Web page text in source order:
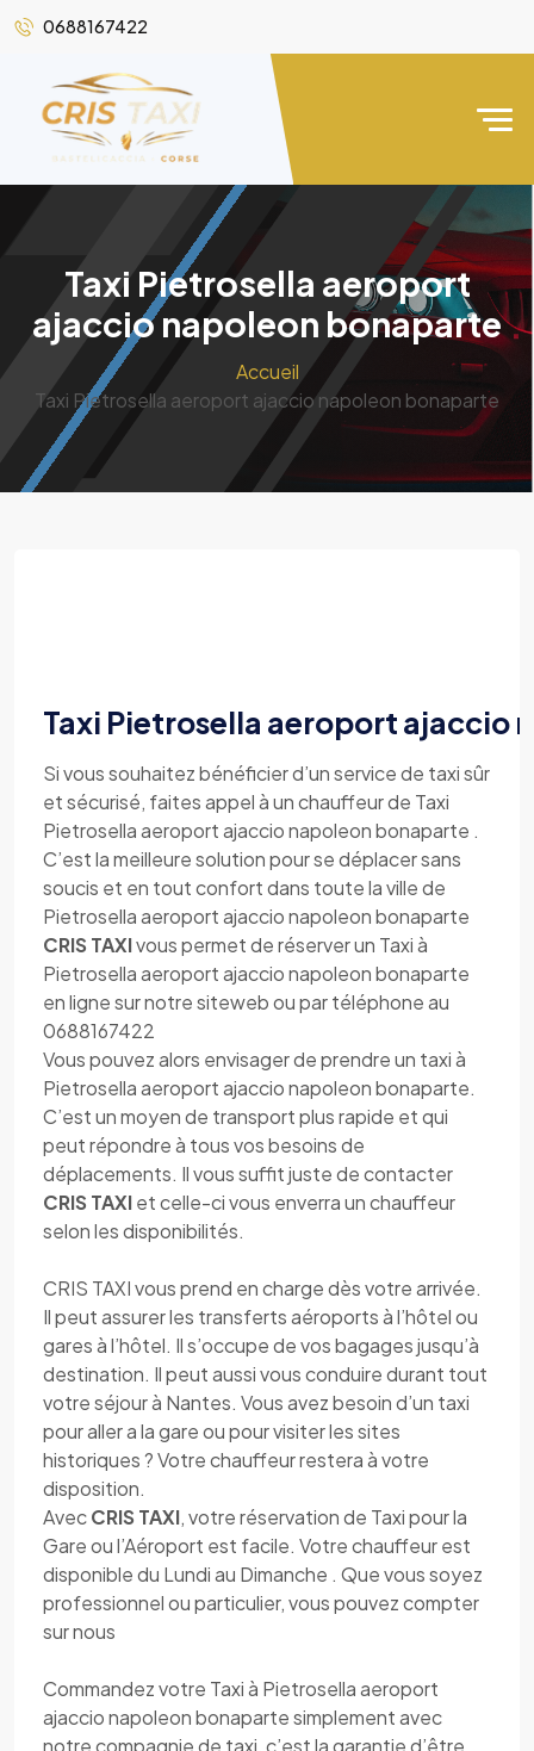
0688167422
Taxi Pietrosella aeroport
ajaccio napoleon bonaparte
Accueil
Taxi Pietrosella aeroport ajaccio napoleon bonaparte
Taxi Pietrosella aeroport ajaccio
Si vous souhaitez bénéficier d’un service de taxi sûr
et sécurisé, faites appel à un chauffeur de Taxi
Pietrosella aeroport ajaccio napoleon bonaparte .
C’est la meilleure solution pour se déplacer sans
soucis et en tout confort dans toute la ville de
Pietrosella aeroport ajaccio napoleon bonaparte
CRIS TAXIvous permet de réserver un Taxi à
Pietrosella aeroport ajaccio napoleon bonaparte
en ligne sur notre siteweb ou par téléphone au
0688167422
Vous pouvez alors envisager de prendre un taxi à
Pietrosella aeroport ajaccio napoleon bonaparte.
C’est un moyen de transport plus rapide et qui
peut répondre à tous vos besoins de
déplacements. Il vous suffit juste de contacter
CRIS TAXIet celle-ci vous enverra un chauffeur
selon les disponibilités.
CRIS TAXI vous prend en charge dès votre arrivée.
Il peut assurer les transferts aéroports à l’hôtel ou
gares à l’hôtel. Il s’occupe de vos bagages jusqu’à
destination. Il peut aussi vous conduire durant tout
votre séjour à Nantes. Vous avez besoin d’un taxi
pour aller a la gare ou pour visiter les sites
historiques ? Votre chauffeur restera à votre
disposition.
AvecCRIS TAXI, votre réservation de Taxi pour la
Gare ou l’Aéroport est facile. Votre chauffeur est
disponible du Lundi au Dimanche . Que vous soyez
professionnel ou particulier, vous pouvez compter
sur nous
Commandez votre Taxi à Pietrosella aeroport
ajaccio napoleon bonaparte simplement avec
notre compagnie de taxi, c’est la garantie d’être